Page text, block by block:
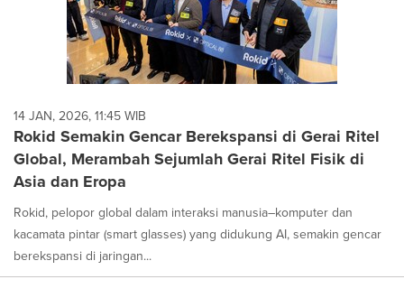
14 JAN, 2026, 11:45 WIB
Rokid Semakin Gencar Berekspansi di Gerai Ritel
Global, Merambah Sejumlah Gerai Ritel Fisik di
Asia dan Eropa
Rokid, pelopor global dalam interaksi manusia–komputer dan
kacamata pintar (smart glasses) yang didukung AI, semakin gencar
berekspansi di jaringan...